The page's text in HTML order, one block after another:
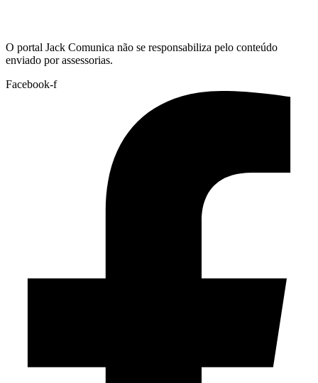
O portal Jack Comunica não se responsabiliza pelo conteúdo
enviado por assessorias.
Facebook-f